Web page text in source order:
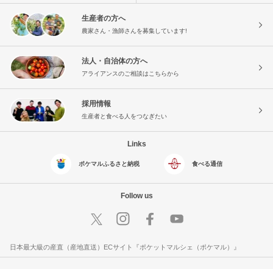
生産者の方へ
農家さん・漁師さんを募集しています!
法人・自治体の方へ
アライアンスのご相談はこちらから
採用情報
生産者と食べる人をつなぎたい
Links
ポケマルふるさと納税 食べる通信
Follow us
日本最大級の産直（産地直送）ECサイト『ポケットマルシェ（ポケマル）』